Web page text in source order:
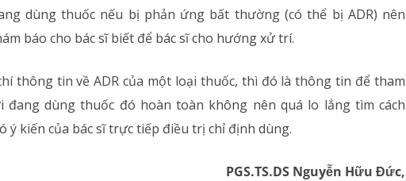
dùng thuốc nếu bị phản ứng bất thường (có thể bị ADR) nên
báo cho bác sĩ biết để bác sĩ cho hướng xử trí.
thông tin về ADR của một loại thuốc, thì đó là thông tin để tham
đang dùng thuốc đó hoàn toàn không nên quá lo lắng tìm cách
ý kiến của bác sĩ trực tiếp điều trị chỉ định dùng.
PGS.TS.DS Nguyễn Hữu Đức,